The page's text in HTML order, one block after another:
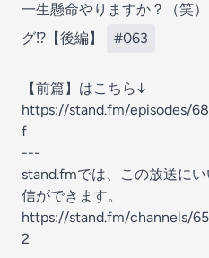
一生懸命やりますか？（笑
グ⁉︎【後編】
#063
【前篇】はこちら↓
https://stand.fm/episodes/
f
---
stand.fmでは、この放送に
信ができます。
https://stand.fm/channels/
2